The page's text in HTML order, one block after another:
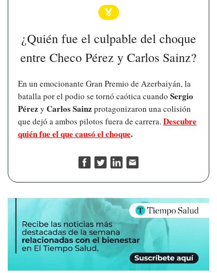
🏅
¿Quién fue el culpable del choque
entre Checo Pérez y Carlos Sainz?
En un emocionante Gran Premio de Azerbaiyán, la
batalla por el podio se tornó caótica cuando Sergio
Pérez y Carlos Sainz protagonizaron una colisión
que dejó a ambos pilotos fuera de carrera. Descubre
quién fue el que causó el choque.